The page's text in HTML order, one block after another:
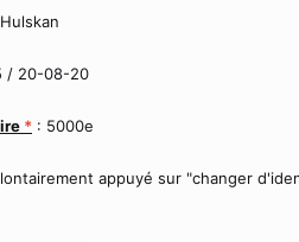
/ 20-08-20
* : 5000e
appuyé sur "changer